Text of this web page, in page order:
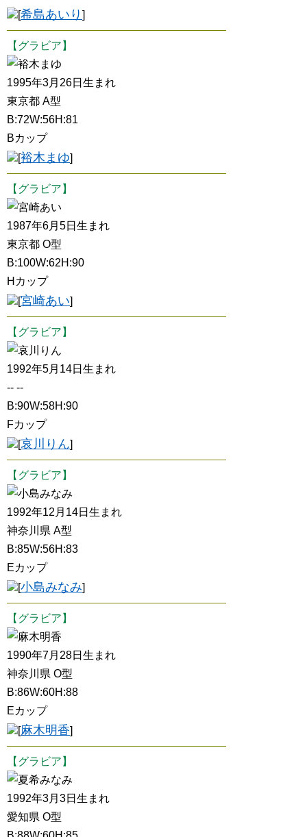
[希島あいり ]
【グラビア】
裕木まゆ
1995年3月26日生まれ
東京都 A型
B:72W:56H:81
Bカップ
[裕木まゆ]
【グラビア】
宮崎あい
1987年6月5日生まれ
東京都 O型
B:100W:62H:90
Hカップ
[宮崎あい]
【グラビア】
哀川りん
1992年5月14日生まれ
-- --
B:90W:58H:90
Fカップ
[哀川りん]
【グラビア】
小島みなみ
1992年12月14日生まれ
神奈川県 A型
B:85W:56H:83
Eカップ
[小島みなみ]
【グラビア】
麻木明香
1990年7月28日生まれ
神奈川県 O型
B:86W:60H:88
Eカップ
[麻木明香]
【グラビア】
夏希みなみ
1992年3月3日生まれ
愛知県 O型